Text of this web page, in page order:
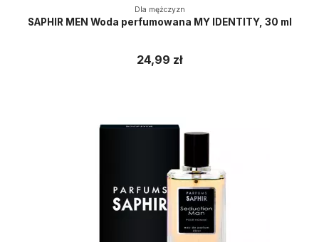
Dla mężczyzn
SAPHIR MEN Woda perfumowana MY IDENTITY, 30 ml
24,99 zł